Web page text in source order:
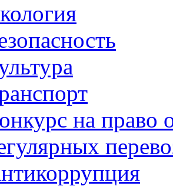
на право